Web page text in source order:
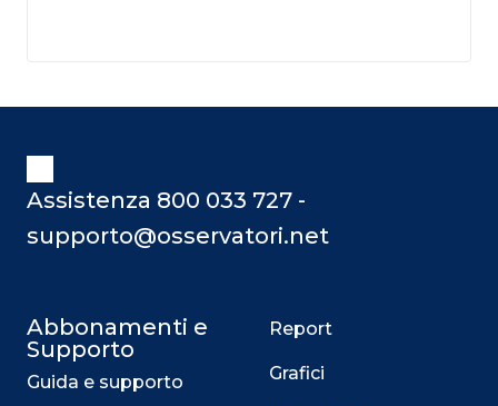
Assistenza 800 033 727 -
supporto@osservatori.net
Abbonamenti e
Supporto
Guida e supporto
Report
Grafici